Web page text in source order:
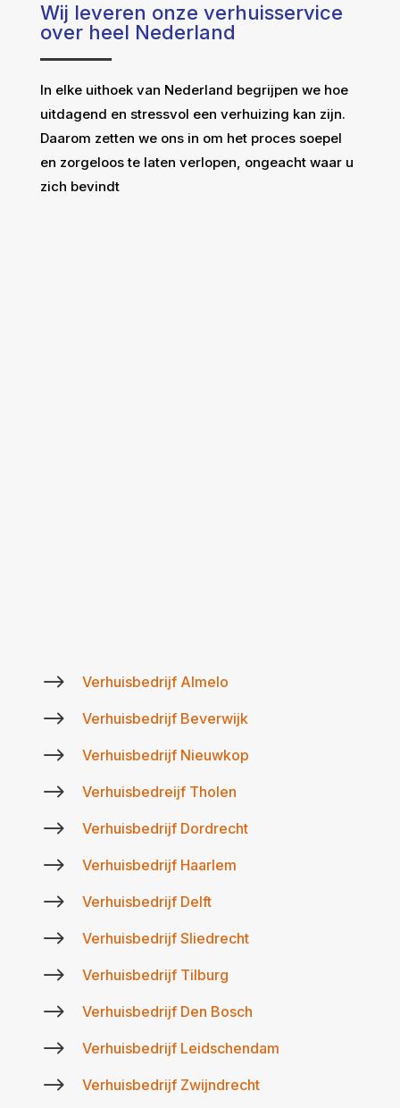
Wij leveren onze verhuisservice
over heel Nederland
In elke uithoek van Nederland begrijpen we hoe
uitdagend en stressvol een verhuizing kan zijn.
Daarom zetten we ons in om het proces soepel
en zorgeloos te laten verlopen, ongeacht waar u
zich bevindt
$ Verhuisbedrijf Almelo
$ Verhuisbedrijf Beverwijk
$ Verhuisbedrijf Nieuwkop
$ Verhuisbedreijf Tholen
$ Verhuisbedrijf Dordrecht
$ Verhuisbedrijf Haarlem
$ Verhuisbedrijf Delft
$ Verhuisbedrijf Sliedrecht
$ Verhuisbedrijf Tilburg
$ Verhuisbedrijf Den Bosch
$ Verhuisbedrijf Leidschendam
$ Verhuisbedrijf Zwijndrecht